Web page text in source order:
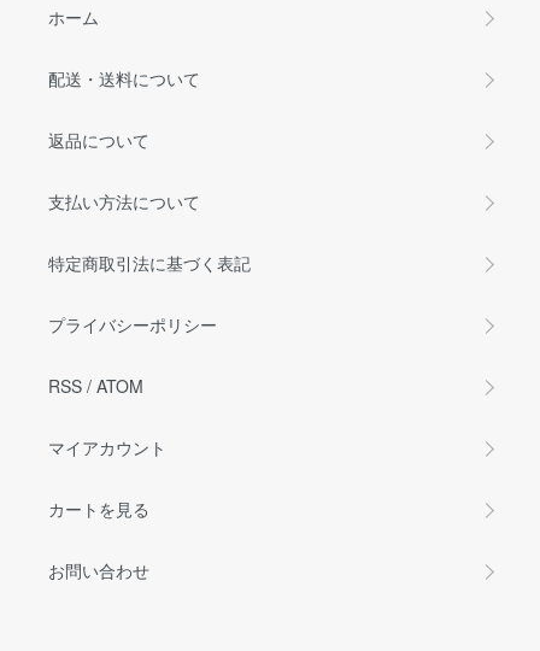
ホーム
配送・送料について
返品について
支払い方法について
特定商取引法に基づく表記
プライバシーポリシー
RSS / ATOM
マイアカウント
カートを見る
お問い合わせ